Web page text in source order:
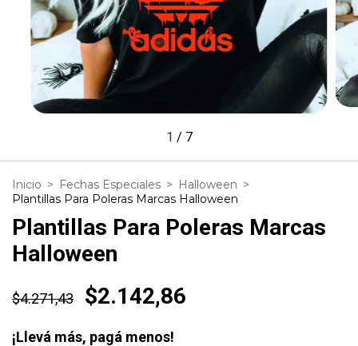
1 / 7
Inicio > Fechas Especiales > Halloween >
Plantillas Para Poleras Marcas Halloween
Plantillas Para Poleras Marcas
Halloween
$4.271,43 $2.142,86
¡Llevá más, pagá menos!